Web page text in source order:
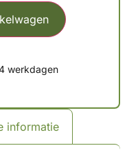
werkdagen
informatie